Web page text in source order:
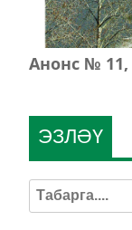
Анонс № 11,
ЭЗЛӘҮ